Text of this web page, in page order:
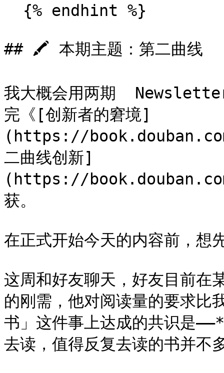
## 🖍 本期主题：第二曲线
我大概会用两期
完《[创新者的窘境]
(https://
二曲线创新]
(https://
获。
在正式开始今天的内容前，想
这周和好友聊天，好友目前
的刚需，他对阅读量的要求比
书」这件事上达成的共识是
去读，值得反复去读的书并不